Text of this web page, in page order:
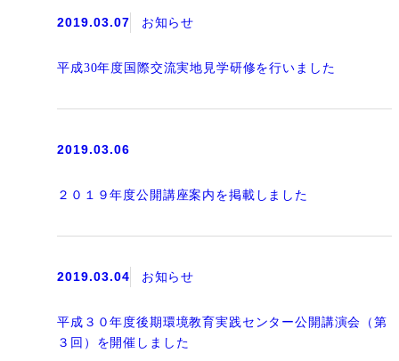
2019.03.07 お知らせ
平成30年度国際交流実地見学研修を行いました
2019.03.06
２０１９年度公開講座案内を掲載しました
2019.03.04 お知らせ
平成３０年度後期環境教育実践センター公開講演会（第
３回）を開催しました